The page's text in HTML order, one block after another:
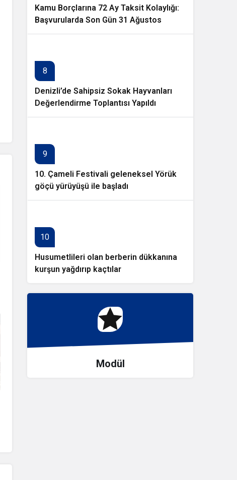
Kamu Borçlarına 72 Ay Taksit Kolaylığı:
Başvurularda Son Gün 31 Ağustos
8
Denizli’de Sahipsiz Sokak Hayvanları
Değerlendirme Toplantısı Yapıldı
9
10. Çameli Festivali geleneksel Yörük
göçü yürüyüşü ile başladı
10
Husumetlileri olan berberin dükkanına
kurşun yağdırıp kaçtılar
Modül